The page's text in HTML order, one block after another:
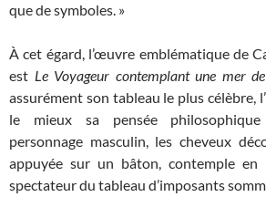
que de symboles. »
À cet égard, l’œuvre emblématique de
est Le Voyageur contemplant une mer
assurément son tableau le plus célèbre,
le mieux sa pensée
personnage masculin, les cheveux
appuyée sur un bâton, contemple en
spectateur du tableau d’imposants